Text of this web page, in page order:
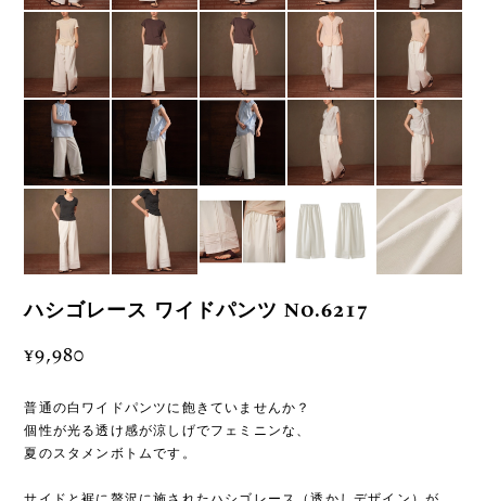
ハシゴレース ワイドパンツ No.6217
¥9,980
普通の白ワイドパンツに飽きていませんか？
個性が光る透け感が涼しげでフェミニンな、
夏のスタメンボトムです。